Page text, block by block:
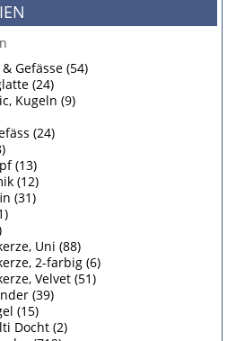
Gefässe (54)
(24)
Kugeln (9)
(24)
(13)
(12)
(31)
Uni (88)
2-farbig (6)
Velvet (51)
(39)
(15)
Docht (2)